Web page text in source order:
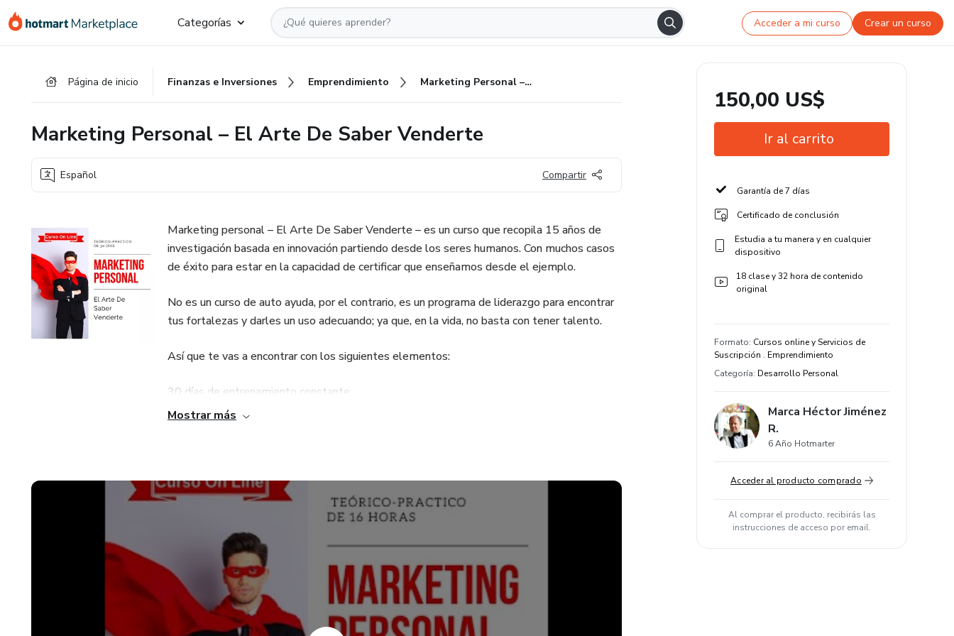
Categorías Acceder a mi curso Crear un curso
Página de inicio Finanzas e Inversiones Emprendimiento Marketing Personal – El Arte De Saber Venderte
Marketing Personal – El Arte De Saber Venderte
Español Compartir
Marketing personal – El Arte De Saber Venderte – es un curso que recopila 15 años de
investigación basada en innovación partiendo desde los seres humanos. Con muchos casos
de éxito para estar en la capacidad de certificar que enseñamos desde el ejemplo.
No es un curso de auto ayuda, por el contrario, es un programa de liderazgo para encontrar
tus fortalezas y darles un uso adecuando; ya que, en la vida, no basta con tener talento.
Así que te vas a encontrar con los siguientes elementos:
30 días de entrenamiento constante
15 ejercicios prácticos
15 descargables para la aplicación en tu propia marca personal de los conocimientos
1 proyecto final
Mostrar más
150,00 US$
Ir al carrito
Garantía de 7 días
Certificado de conclusión
Estudia a tu manera y en cualquier
dispositivo
18 clase y 32 hora de contenido
original
Formato: Cursos online y Servicios de
Suscripción . Emprendimiento
Categoría: Desarrollo Personal
Marca Héctor Jiménez
R.
6 Año Hotmarter
Acceder al producto comprado
Al comprar el producto, recibirás las
instrucciones de acceso por email.